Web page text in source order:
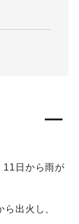
11日から雨が
出火し、